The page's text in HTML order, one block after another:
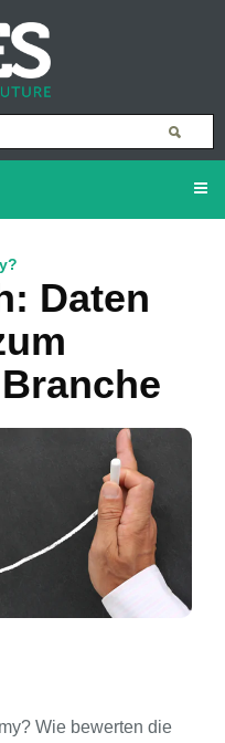
Daten
Wie bewerten die